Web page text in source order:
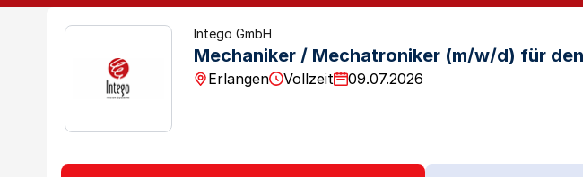
Intego GmbH
Mechaniker / Mechatroniker (m/w/d) für
Erlangen Vollzeit 09.07.2026